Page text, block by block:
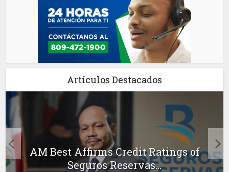
Artículos Destacados
AM Best Affirms Credit Ratings of
Seguros Reservas...